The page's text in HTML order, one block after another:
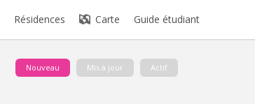
Résidences Carte Guide étudiant
Nouveau Mis à jour Actif